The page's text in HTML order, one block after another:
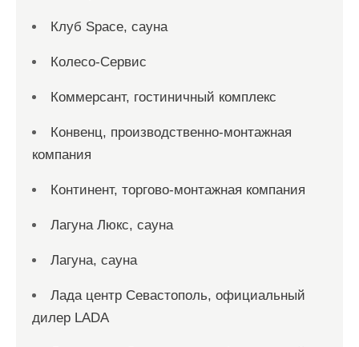
Клуб Space, сауна
Колесо-Сервис
Коммерсант, гостиничный комплекс
Конвенц, производственно-монтажная
компания
Континент, торгово-монтажная компания
Лагуна Люкс, сауна
Лагуна, сауна
Лада центр Севастополь, официальный
дилер LADA